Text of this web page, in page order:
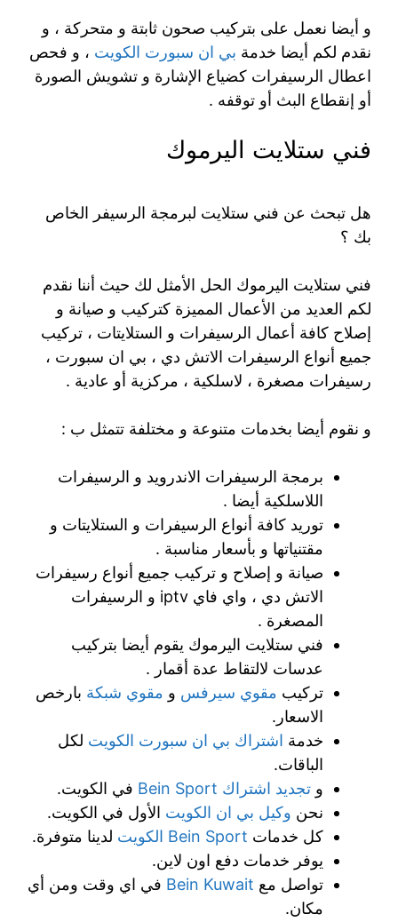
و أيضا نعمل على بتركيب صحون ثابتة و متحركة ، و
نقدم لكم أيضا خدمة بي ان سبورت الكويت ، و فحص
اعطال الرسيفرات كضياع الإشارة و تشويش الصورة
أو إنقطاع البث أو توقفه .
فني ستلايت اليرموك
هل تبحث عن فني ستلايت لبرمجة الرسيفر الخاص
بك ؟
فني ستلايت اليرموك الحل الأمثل لك حيث أننا نقدم
لكم العديد من الأعمال المميزة كتركيب و صيانة و
إصلاح كافة أعمال الرسيفرات و الستلايتات ، تركيب
جميع أنواع الرسيفرات الاتش دي ، بي ان سبورت ،
رسيفرات مصغرة ، لاسلكية ، مركزية أو عادية .
و نقوم أيضا بخدمات متنوعة و مختلفة تتمثل ب :
برمجة الرسيفرات الاندرويد و الرسيفرات
اللاسلكية أيضا .
توريد كافة أنواع الرسيفرات و الستلايتات و
مقتنياتها و بأسعار مناسبة .
صيانة و إصلاح و تركيب جميع أنواع رسيفرات
الاتش دي ، واي فاي iptv و الرسيفرات
المصغرة .
فني ستلايت اليرموك يقوم أيضا بتركيب
عدسات لالتقاط عدة أقمار .
تركيب مقوي سيرفس و مقوي شبكة بارخص
الاسعار.
خدمة اشتراك بي ان سبورت الكويت لكل
الباقات.
و تجديد اشتراك Bein Sport
في الكويت.
نحن وكيل بي ان الكويت الأول في الكويت.
كل خدمات Bein Sport الكويت
لدينا متوفرة.
يوفر خدمات دفع اون لاين.
تواصل مع Bein Kuwait في اي وقت ومن أي
مكان.